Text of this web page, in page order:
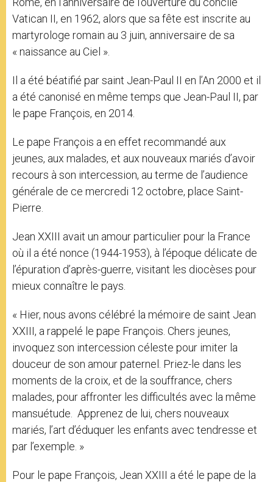
Vatican II, en 1962, alors que sa fête est inscrite au
martyrologe romain au 3 juin, anniversaire de sa
« naissance au Ciel ».
Il a été béatifié par saint Jean-Paul II en l’An 2000 et il
a été canonisé en même temps que Jean-Paul II, par
le pape François, en 2014.
Le pape François a en effet recommandé aux
jeunes, aux malades, et aux nouveaux mariés d’avoir
recours à son intercession, au terme de l’audience
générale de ce mercredi 12 octobre, place Saint-
Pierre.
Jean XXIII avait un amour particulier pour la France
où il a été nonce (1944-1953), à l’époque délicate de
l’épuration d’après-guerre, visitant les diocèses pour
mieux connaître le pays.
« Hier, nous avons célébré la mémoire de saint Jean
XXIII, a rappelé le pape François. Chers jeunes,
invoquez son intercession céleste pour imiter la
douceur de son amour paternel. Priez-le dans les
moments de la croix, et de la souffrance, chers
malades, pour affronter les difficultés avec la même
mansuétude. Apprenez de lui, chers nouveaux
mariés, l’art d’éduquer les enfants avec tendresse et
par l’exemple. »
Pour le pape François, Jean XXIII a été le pape de la